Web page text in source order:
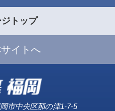
トップ
イトへ
市中央区那の津1-7-5